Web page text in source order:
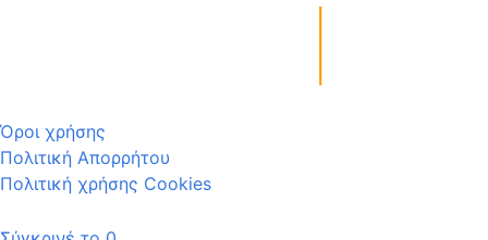
Όροι χρήσης
Πολιτική Απορρήτου
Πολιτική χρήσης Cookies